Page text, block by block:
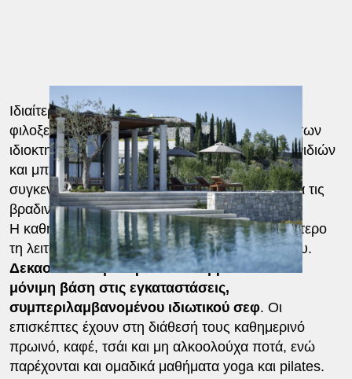
Ιδιαίτερη θέση κατέχει η βιβλιοθήκη, η οποία
φιλοξενεί βιβλία από την προσωπική συλλογή των
ιδιοκτητών. Δίπλα της λειτουργεί αίθουσα παιχνιδιών
και μπιλιάρδου, ένας από τους χώρους όπου
συγκεντρώνονται συχνά οι φιλοξενούμενοι κατά τις
βραδινές ώρες.
Η καθημερινότητα στη Villa 20 θυμίζει περισσότερο
τη λειτουργία ενός μικρού ιδιωτικού ξενοδοχείου.
Δεκαοκτώ άτομα προσωπικό βρίσκονται σε
μόνιμη βάση στις εγκαταστάσεις,
συμπεριλαμβανομένου ιδιωτικού σεφ. Οι
επισκέπτες έχουν στη διάθεσή τους καθημερινό
πρωινό, καφέ, τσάι και μη αλκοολούχα ποτά, ενώ
παρέχονται και ομαδικά μαθήματα yoga και pilates.